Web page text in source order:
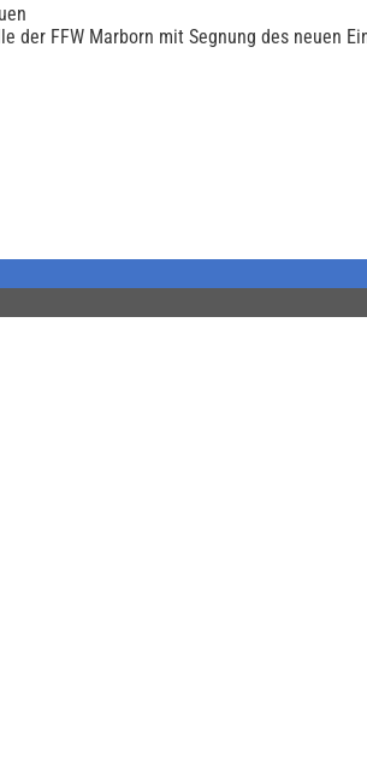
FFW Marborn mit Segnung des neuen